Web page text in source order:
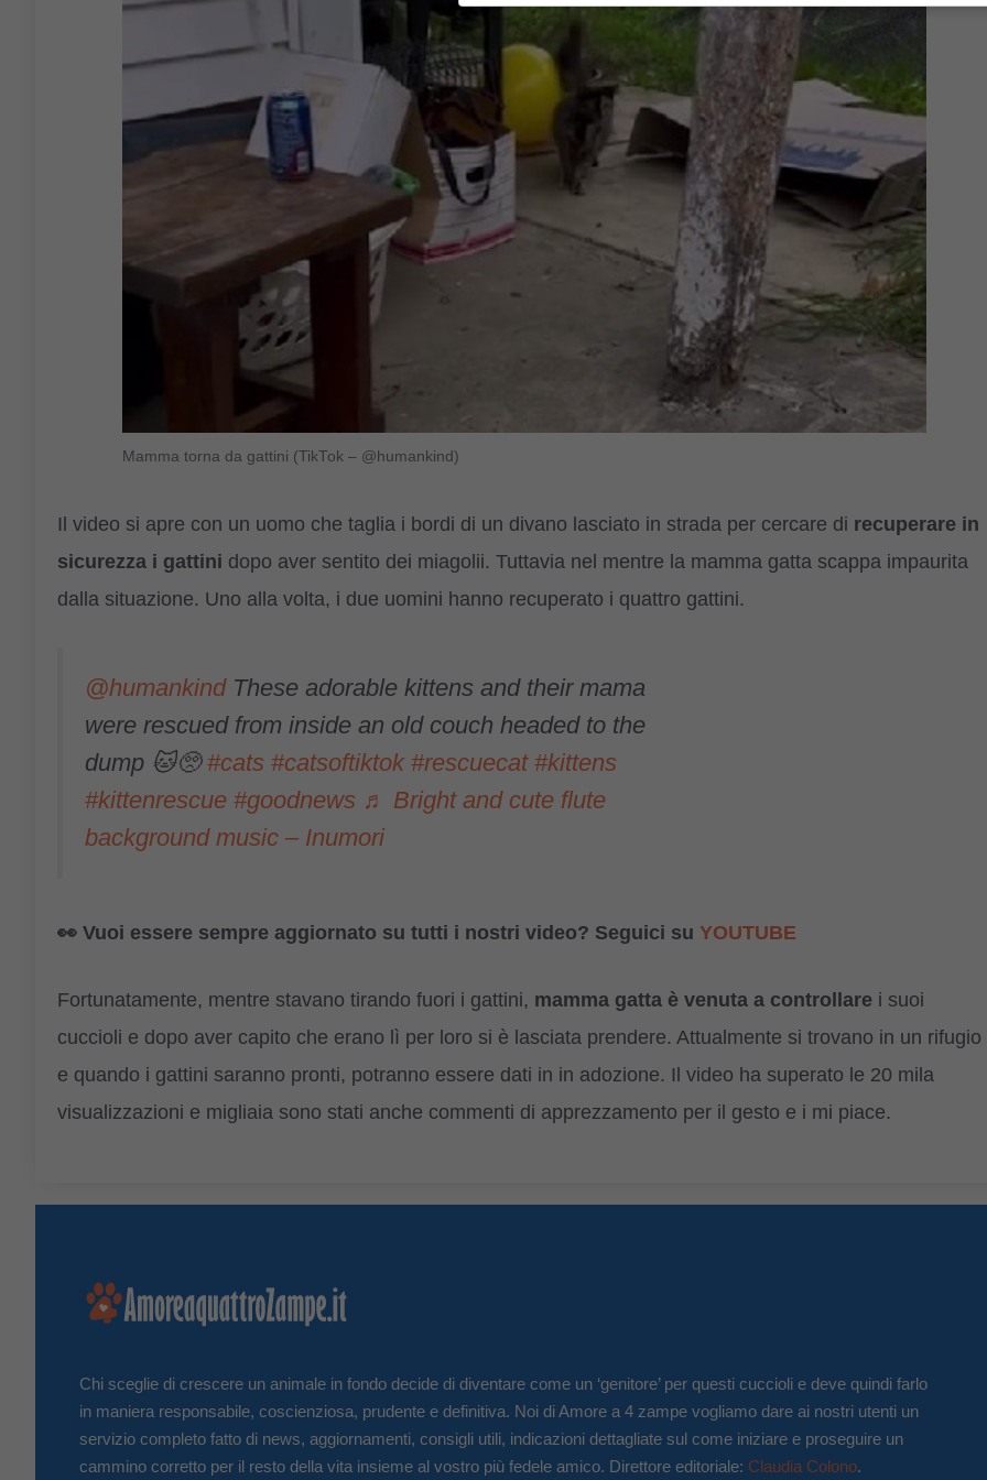
Mamma torna da gattini (TikTok – @humankind)
Il video si apre con un uomo che taglia i bordi di un divano lasciato in strada per cercare di recuperare in
sicurezza i gattini dopo aver sentito dei miagolii. Tuttavia nel mentre la mamma gatta scappa impaurita
dalla situazione. Uno alla volta, i due uomini hanno recuperato i quattro gattini.
@humankindThese adorable kittens and their mama
were rescued from inside an old couch headed to the
dump 🐱🥺#cats #catsoftiktok #rescuecat #kittens
#kittenrescue #goodnews ♬ Bright and cute flute
background music – Inumori
👀 Vuoi essere sempre aggiornato su tutti i nostri video? Seguici su YOUTUBE
Fortunatamente, mentre stavano tirando fuori i gattini, mamma gatta è venuta a controllare i suoi
cuccioli e dopo aver capito che erano lì per loro si è lasciata prendere. Attualmente si trovano in un rifugio
e quando i gattini saranno pronti, potranno essere dati in in adozione. Il video ha superato le 20 mila
visualizzazioni e migliaia sono stati anche commenti di apprezzamento per il gesto e i mi piace.
Chi sceglie di crescere un animale in fondo decide di diventare come un ‘genitore’ per questi cuccioli e deve quindi farlo
in maniera responsabile, coscienziosa, prudente e definitiva. Noi di Amore a 4 zampe vogliamo dare ai nostri utenti un
servizio completo fatto di news, aggiornamenti, consigli utili, indicazioni dettagliate sul come iniziare e proseguire un
cammino corretto per il resto della vita insieme al vostro più fedele amico. Direttore editoriale: Claudia Colono.